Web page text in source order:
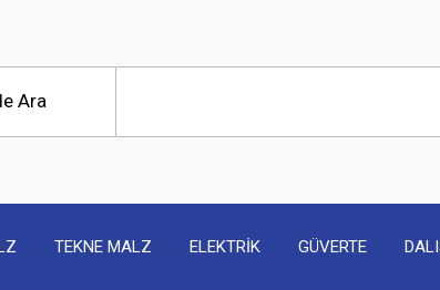
TEKNE MALZ ELEKTRİK GÜVERTE